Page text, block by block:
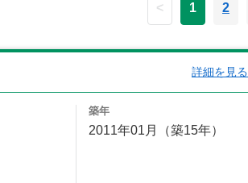
< 1 2
詳細を見る
築年
2011年01月（築15年）